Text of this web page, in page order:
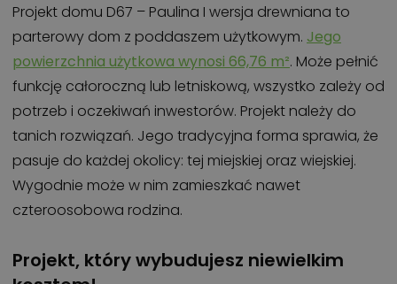
Projekt domu D67 – Paulina I wersja drewniana to
parterowy dom z poddaszem użytkowym. Jego
powierzchnia użytkowa wynosi 66,76 m². Może pełnić
funkcję całoroczną lub letniskową, wszystko zależy od
potrzeb i oczekiwań inwestorów. Projekt należy do
tanich rozwiązań. Jego tradycyjna forma sprawia, że
pasuje do każdej okolicy: tej miejskiej oraz wiejskiej.
Wygodnie może w nim zamieszkać nawet
czteroosobowa rodzina.
Projekt, który wybudujesz niewielkim